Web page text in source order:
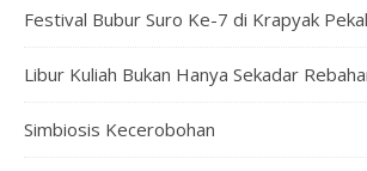
Festival Bubur Suro Ke-7 di Krapyak
Libur Kuliah Bukan Hanya Sekadar
Simbiosis Kecerobohan